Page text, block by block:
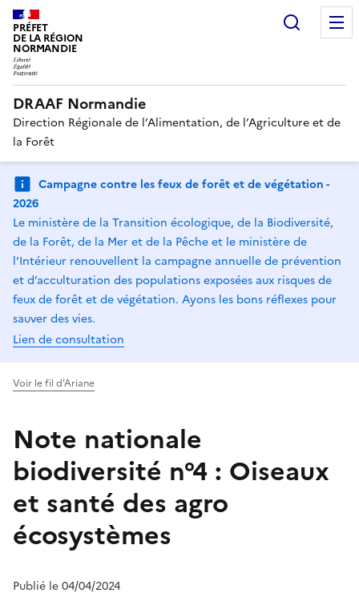
PRÉFET
DE LA RÉGION
NORMANDIE
DRAAF Normandie
Direction Régionale de l’Alimentation, de l’Agriculture et de
la Forêt
Campagne contre les feux de forêt et de végétation -
2026
Le ministère de la Transition écologique, de la Biodiversité,
de la Forêt, de la Mer et de la Pêche et le ministère de
l’Intérieur renouvellent la campagne annuelle de prévention
et d’acculturation des populations exposées aux risques de
feux de forêt et de végétation. Ayons les bons réflexes pour
sauver des vies.
Lien de consultation
Voir le fil d'Ariane
Note nationale
biodiversité n°4 : Oiseaux
et santé des agro
écosystèmes
Publié le 04/04/2024